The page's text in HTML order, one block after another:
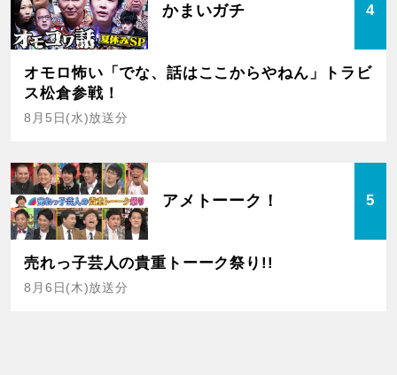
かまいガチ 4
オモロ怖い「でな、話はここからやねん」トラビ
ス松倉参戦！
8月5日(水)放送分
アメトーーク！ 5
売れっ子芸人の貴重トーーク祭り!!
8月6日(木)放送分